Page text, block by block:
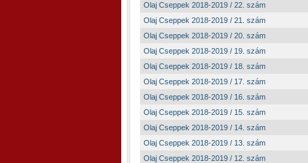
Olaj Cseppek 2018-2019 / 22. szám
Olaj Cseppek 2018-2019 / 21. szám
Olaj Cseppek 2018-2019 / 20. szám
Olaj Cseppek 2018-2019 / 19. szám
Olaj Cseppek 2018-2019 / 18. szám
Olaj Cseppek 2018-2019 / 17. szám
Olaj Cseppek 2018-2019 / 16. szám
Olaj Cseppek 2018-2019 / 15. szám
Olaj Cseppek 2018-2019 / 14. szám
Olaj Cseppek 2018-2019 / 13. szám
Olaj Cseppek 2018-2019 / 12. szám